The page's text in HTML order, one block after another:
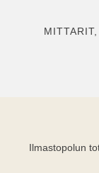
Ilmastopolun